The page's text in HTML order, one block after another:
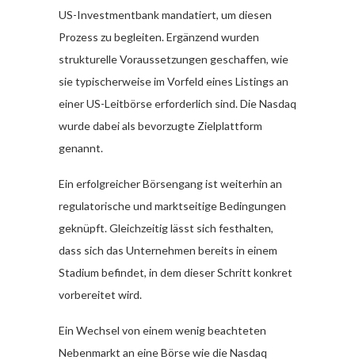
US-Investmentbank mandatiert, um diesen
Prozess zu begleiten. Ergänzend wurden
strukturelle Voraussetzungen geschaffen, wie
sie typischerweise im Vorfeld eines Listings an
einer US-Leitbörse erforderlich sind. Die Nasdaq
wurde dabei als bevorzugte Zielplattform
genannt.
Ein erfolgreicher Börsengang ist weiterhin an
regulatorische und marktseitige Bedingungen
geknüpft. Gleichzeitig lässt sich festhalten,
dass sich das Unternehmen bereits in einem
Stadium befindet, in dem dieser Schritt konkret
vorbereitet wird.
Ein Wechsel von einem wenig beachteten
Nebenmarkt an eine Börse wie die Nasdaq